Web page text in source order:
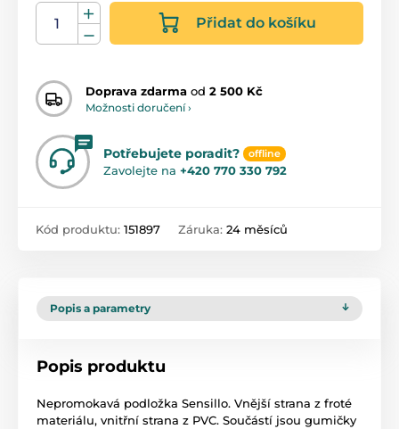
Přidat do košíku
Doprava zdarma od 2 500 Kč
Možnosti doručení ›
Potřebujete poradit? offline
Zavolejte na +420 770 330 792
Kód produktu: 151897 Záruka: 24 měsíců
Popis a parametry
Popis produktu
Nepromokavá podložka Sensillo. Vnější strana z froté
materiálu, vnitřní strana z PVC. Součástí jsou gumičky